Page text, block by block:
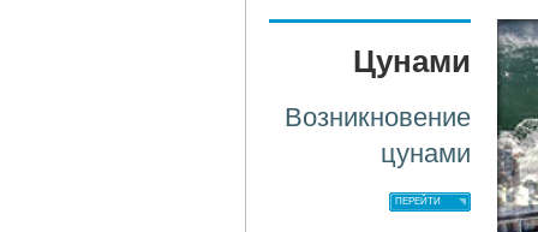
Цунами
Возникновение
цунами
ПЕРЕЙТИ